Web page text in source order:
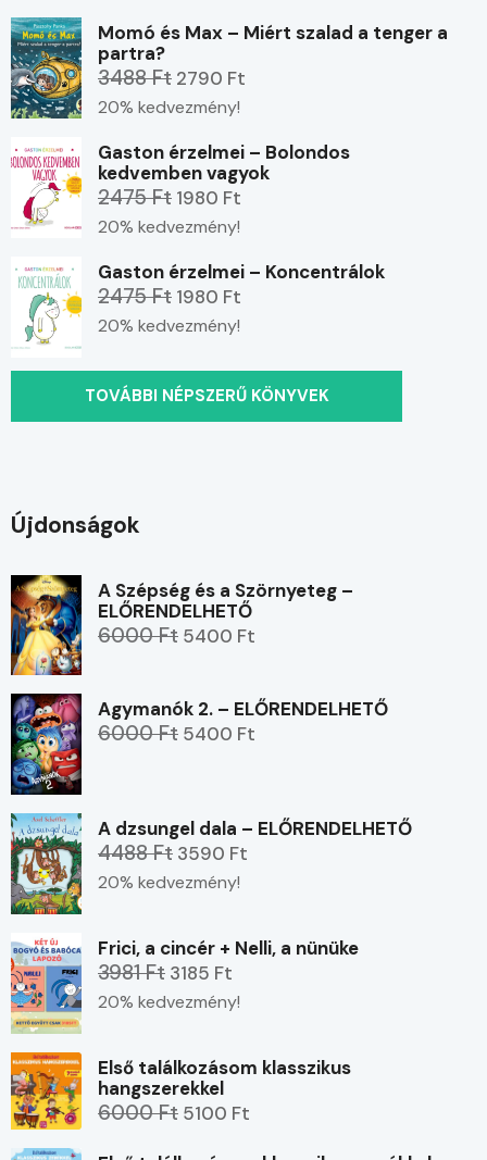
Momó és Max – Miért szalad a tenger a
partra?
3488 Ft 2790 Ft
20% kedvezmény!
Gaston érzelmei – Bolondos
kedvemben vagyok
2475 Ft 1980 Ft
20% kedvezmény!
Gaston érzelmei – Koncentrálok
2475 Ft 1980 Ft
20% kedvezmény!
TOVÁBBI NÉPSZERŰ KÖNYVEK
Újdonságok
A Szépség és a Szörnyeteg –
ELŐRENDELHETŐ
6000 Ft 5400 Ft
Agymanók 2. – ELŐRENDELHETŐ
6000 Ft 5400 Ft
A dzsungel dala – ELŐRENDELHETŐ
4488 Ft 3590 Ft
20% kedvezmény!
Frici, a cincér + Nelli, a nünüke
3981 Ft 3185 Ft
20% kedvezmény!
Első találkozásom klasszikus
hangszerekkel
6000 Ft 5100 Ft